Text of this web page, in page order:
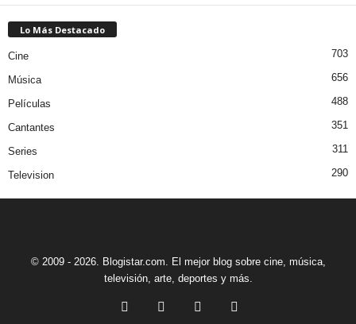
Lo Más Destacado
Cine 703
Música 656
Películas 488
Cantantes 351
Series 311
Television 290
© 2009 - 2026. Blogistar.com. El mejor blog sobre cine, música,
televisión, arte, deportes y más.